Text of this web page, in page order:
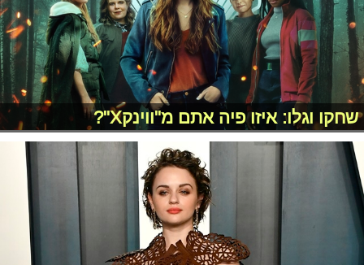
שחקו וגלו: איזו פיה אתם מ"ווינקX"?